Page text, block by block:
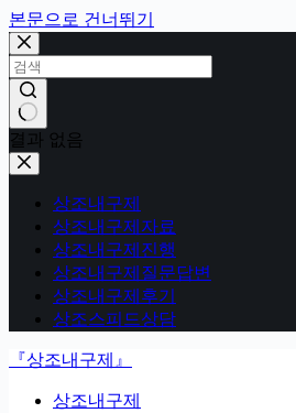
본문으로 건너뛰기
결과 없음
상조내구제
상조내구제자료
상조내구제진행
상조내구제질문답변
상조내구제후기
상조스피드상담
『상조내구제』
상조내구제